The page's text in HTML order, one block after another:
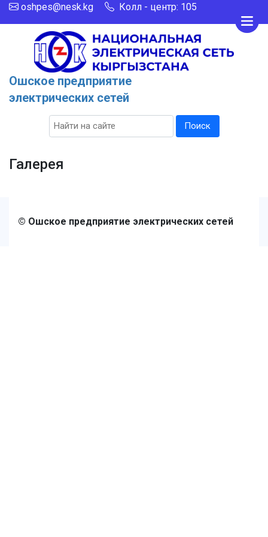
oshpes@nesk.kg Колл - центр: 105
Ошское предприятие
электрических сетей
Поиск
Галерея
© Ошское предприятие электрических сетей